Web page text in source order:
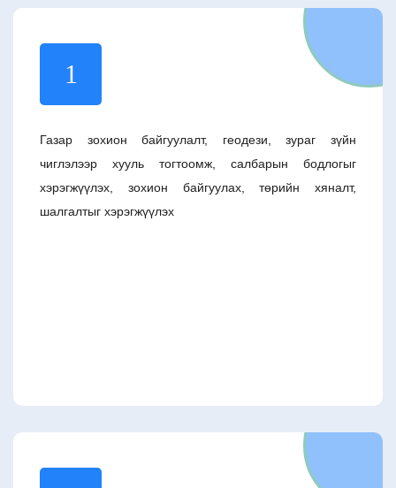
1
Газар зохион байгуулалт, геодези, зураг зүйн
чиглэлээр хууль тогтоомж, салбарын бодлогыг
хэрэгжүүлэх, зохион байгуулах, төрийн хяналт,
шалгалтыг хэрэгжүүлэх